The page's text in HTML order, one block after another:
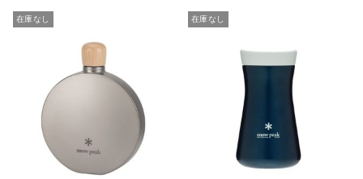
在庫なし 在庫なし